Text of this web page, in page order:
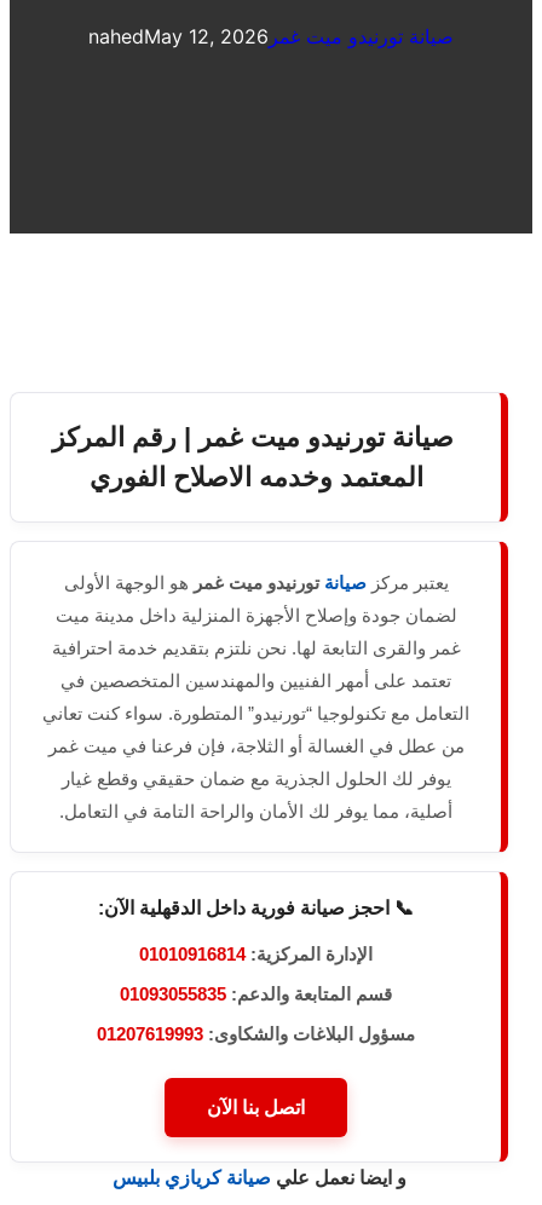
nahedMay 12, 2026 صيانة تورنيدو ميت غمر
صيانة تورنيدو ميت غمر | رقم المركز
المعتمد وخدمه الاصلاح الفوري
يعتبر مركزصيانة تورنيدو ميت غمر هو الوجهة الأولى
لضمان جودة وإصلاح الأجهزة المنزلية داخل مدينة ميت
غمر والقرى التابعة لها. نحن نلتزم بتقديم خدمة احترافية
تعتمد على أمهر الفنيين والمهندسين المتخصصين في
التعامل مع تكنولوجيا “تورنيدو” المتطورة. سواء كنت تعاني
من عطل في الغسالة أو الثلاجة، فإن فرعنا في ميت غمر
يوفر لك الحلول الجذرية مع ضمان حقيقي وقطع غيار
أصلية، مما يوفر لك الأمان والراحة التامة في التعامل.
📞 احجز صيانة فورية داخل الدقهلية الآن:
الإدارة المركزية: 01010916814
قسم المتابعة والدعم: 01093055835
مسؤول البلاغات والشكاوى: 01207619993
اتصل بنا الآن
و ايضا نعمل علي صيانة كريازي بلبيس